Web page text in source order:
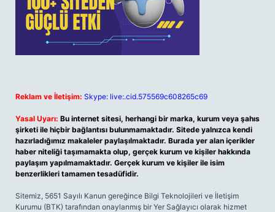
Reklam ve İletişim: Skype: live:.cid.575569c608265c69
Yasal Uyarı: Bu internet sitesi, herhangi bir marka, kurum veya şahıs
şirketi ile hiçbir bağlantısı bulunmamaktadır. Sitede yalnızca kendi
hazırladığımız makaleler paylaşılmaktadır. Burada yer alan içerikler
haber niteliği taşımamakta olup, gerçek kurum ve kişiler hakkında
paylaşım yapılmamaktadır. Gerçek kurum ve kişiler ile isim
benzerlikleri tamamen tesadüfidir.
Sitemiz, 5651 Sayılı Kanun gereğince Bilgi Teknolojileri ve İletişim
Kurumu (BTK) tarafından onaylanmış bir Yer Sağlayıcı olarak hizmet